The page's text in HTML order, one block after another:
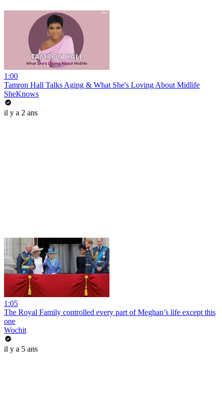
1:00
Tamron Hall Talks Aging & What She's Loving About Midlife
SheKnows
il y a 2 ans
1:05
The Royal Family controlled every part of Meghan’s life except this
one
Wochit
il y a 5 ans